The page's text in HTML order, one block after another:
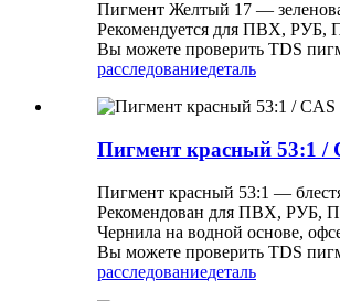
Пигмент Желтый 17 —
Рекомендуется для ПВХ,
Вы можете проверить TDS
расследованиедеталь
Пигмент красный 53:1 /
Пигмент красный 53:1 —
Рекомендован для ПВХ, РУБ,
Чернила на водной основе,
Вы можете проверить TDS
расследованиедеталь